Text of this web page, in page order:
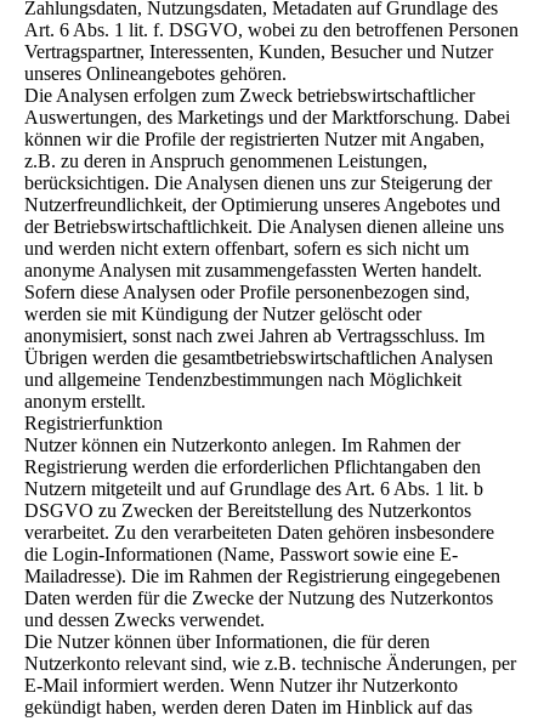
Zahlungsdaten, Nutzungsdaten, Metadaten auf Grundlage des
Art. 6 Abs. 1 lit. f. DSGVO, wobei zu den betroffenen Personen
Vertragspartner, Interessenten, Kunden, Besucher und Nutzer
unseres Onlineangebotes gehören.
Die Analysen erfolgen zum Zweck betriebswirtschaftlicher
Auswertungen, des Marketings und der Marktforschung. Dabei
können wir die Profile der registrierten Nutzer mit Angaben,
z.B. zu deren in Anspruch genommenen Leistungen,
berücksichtigen. Die Analysen dienen uns zur Steigerung der
Nutzerfreundlichkeit, der Optimierung unseres Angebotes und
der Betriebswirtschaftlichkeit. Die Analysen dienen alleine uns
und werden nicht extern offenbart, sofern es sich nicht um
anonyme Analysen mit zusammengefassten Werten handelt.
Sofern diese Analysen oder Profile personenbezogen sind,
werden sie mit Kündigung der Nutzer gelöscht oder
anonymisiert, sonst nach zwei Jahren ab Vertragsschluss. Im
Übrigen werden die gesamtbetriebswirtschaftlichen Analysen
und allgemeine Tendenzbestimmungen nach Möglichkeit
anonym erstellt.
Registrierfunktion
Nutzer können ein Nutzerkonto anlegen. Im Rahmen der
Registrierung werden die erforderlichen Pflichtangaben den
Nutzern mitgeteilt und auf Grundlage des Art. 6 Abs. 1 lit. b
DSGVO zu Zwecken der Bereitstellung des Nutzerkontos
verarbeitet. Zu den verarbeiteten Daten gehören insbesondere
die Login-Informationen (Name, Passwort sowie eine E-
Mailadresse). Die im Rahmen der Registrierung eingegebenen
Daten werden für die Zwecke der Nutzung des Nutzerkontos
und dessen Zwecks verwendet.
Die Nutzer können über Informationen, die für deren
Nutzerkonto relevant sind, wie z.B. technische Änderungen, per
E-Mail informiert werden. Wenn Nutzer ihr Nutzerkonto
gekündigt haben, werden deren Daten im Hinblick auf das